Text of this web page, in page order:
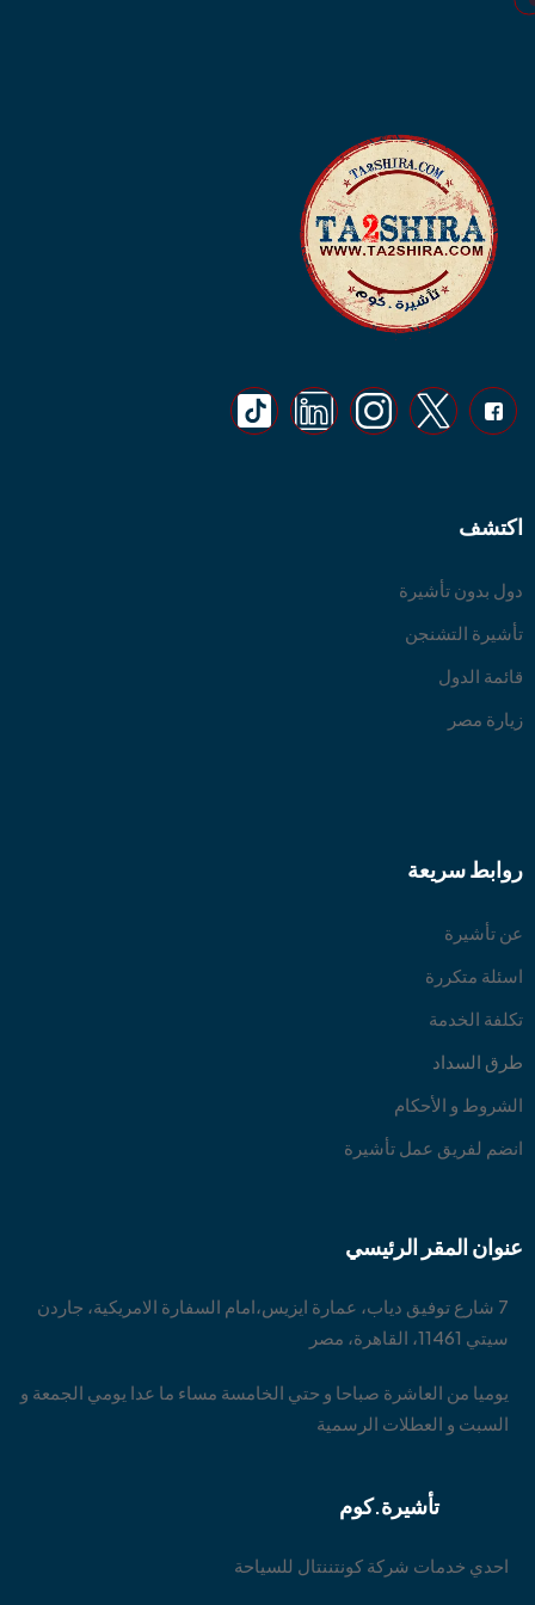
اكتشف
دول بدون تأشيرة
تأشيرة التشنجن
قائمة الدول
زيارة مصر
روابط سريعة
عن تأشيرة
اسئلة متكررة
تكلفة الخدمة
طرق السداد
الشروط و الأحكام
انضم لفريق عمل تأشيرة
عنوان المقر الرئيسي
7 شارع توفيق دياب، عمارة ايزيس،امام السفارة الامريكية، جاردن
سيتي 11461، القاهرة، مصر
يوميا من العاشرة صباحا و حتي الخامسة مساء ما عدا يومي الجمعة و
السبت و العطلات الرسمية
تأشيرة.كوم
احدي خدمات شركة كونتننتال للسياحة